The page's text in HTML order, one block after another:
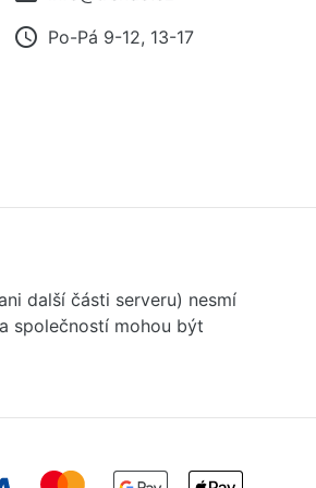
access_time Po-Pá 9-12, 13-17
další části serveru) nesmí
společností mohou být